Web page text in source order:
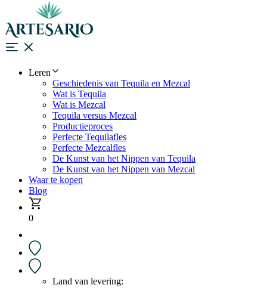
Leren
Geschiedenis van Tequila en Mezcal
Wat is Tequila
Wat is Mezcal
Tequila versus Mezcal
Productieproces
Perfecte Tequilafles
Perfecte Mezcalfles
De Kunst van het Nippen van Tequila
De Kunst van het Nippen van Mezcal
Waar te kopen
Blog
0
Land van levering: